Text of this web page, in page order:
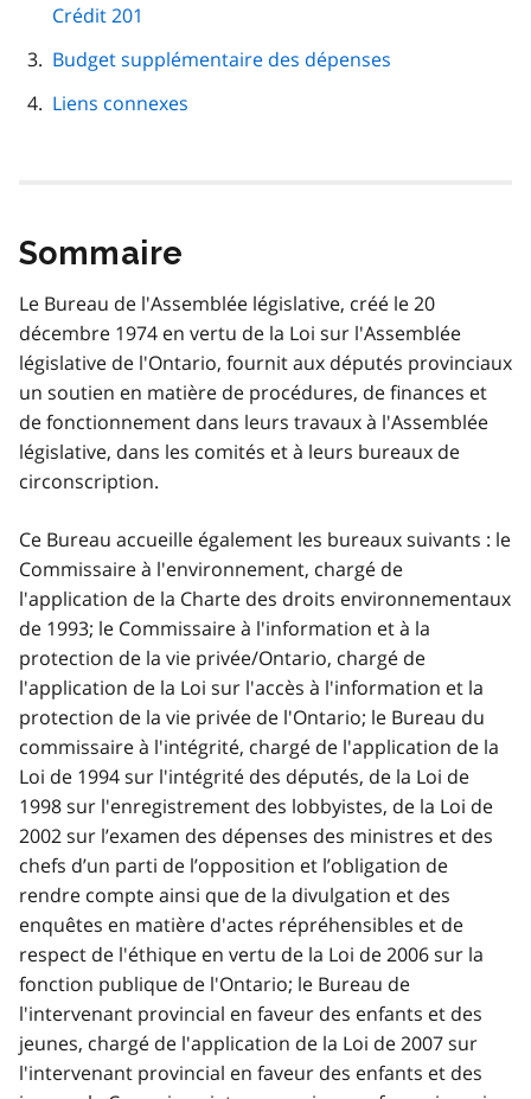
Crédit 201
Budget supplémentaire des dépenses
Liens connexes
Sommaire
Le Bureau de l'Assemblée législative, créé le 20
décembre 1974 en vertu de la Loi sur l'Assemblée
législative de l'Ontario, fournit aux députés provinciaux
un soutien en matière de procédures, de finances et
de fonctionnement dans leurs travaux à l'Assemblée
législative, dans les comités et à leurs bureaux de
circonscription.
Ce Bureau accueille également les bureaux suivants : le
Commissaire à l'environnement, chargé de
l'application de la Charte des droits environnementaux
de 1993; le Commissaire à l'information et à la
protection de la vie privée/Ontario, chargé de
l'application de la Loi sur l'accès à l'information et la
protection de la vie privée de l'Ontario; le Bureau du
commissaire à l'intégrité, chargé de l'application de la
Loi de 1994 sur l'intégrité des députés, de la Loi de
1998 sur l'enregistrement des lobbyistes, de la Loi de
2002 sur l’examen des dépenses des ministres et des
chefs d’un parti de l’opposition et l’obligation de
rendre compte ainsi que de la divulgation et des
enquêtes en matière d'actes répréhensibles et de
respect de l'éthique en vertu de la Loi de 2006 sur la
fonction publique de l'Ontario; le Bureau de
l'intervenant provincial en faveur des enfants et des
jeunes, chargé de l'application de la Loi de 2007 sur
l'intervenant provincial en faveur des enfants et des